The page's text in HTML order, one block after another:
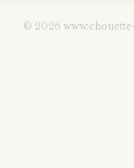
© 2026